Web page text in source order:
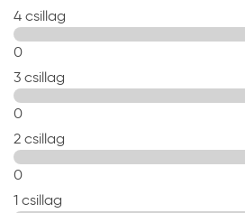
4 csillag
0
3 csillag
0
2 csillag
0
1 csillag